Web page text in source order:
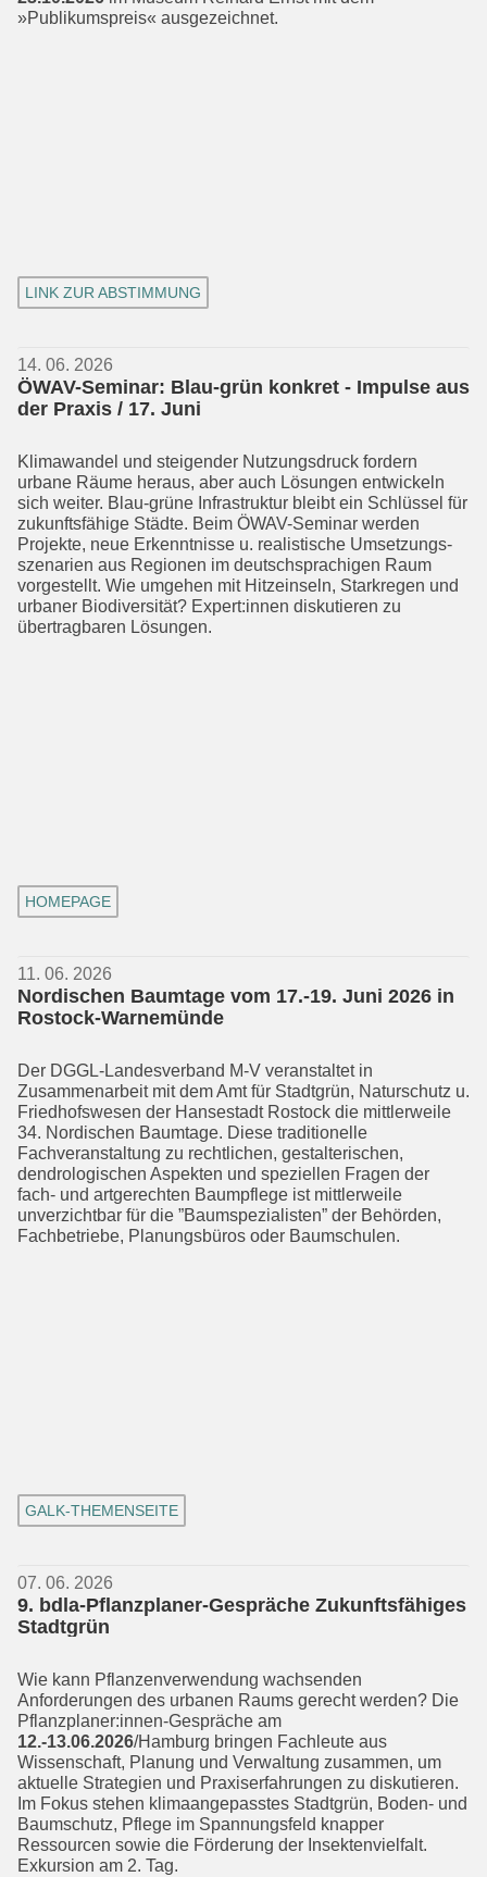
»Publikumspreis« ausgezeichnet.
LINK ZUR ABSTIMMUNG
14. 06. 2026
ÖWAV-Seminar: Blau-grün konkret - Impulse aus
der Praxis / 17. Juni
Klimawandel und steigender Nutzungs­druck fordern
urbane Räume heraus, aber auch Lösungen entwickeln
sich weiter. Blau-grüne Infrastruktur bleibt ein Schlüssel für
zukunftsfähige Städte. Beim ÖWAV-Seminar werden
Projekte, neue Erkenntnisse u. realistische Umsetzungs­
szenarien aus Regionen im deutschspra­chigen Raum
vorgestellt. Wie umgehen mit Hitzeinseln, Starkregen und
urbaner Biodiversität? Expert:innen diskutieren zu
übertragbaren Lösungen.
HOMEPAGE
11. 06. 2026
Nordischen Baumtage vom 17.-19. Juni 2026 in
Rostock-Warnemünde
Der DGGL-Landesverband M-V veranstal­tet in
Zusammenarbeit mit dem Amt für Stadtgrün, Naturschutz u.
Friedhofswe­sen der Hansestadt Rostock die mittler­weile
34. Nordischen Baumtage. Diese traditionelle
Fachveranstaltung zu recht­lichen, gestalterischen,
dendrologischen Aspekten und speziellen Fragen der
fach- und artgerechten Baumpflege ist mittler­weile
unverzichtbar für die ”Baumspe­zialisten” der Behörden,
Fachbetriebe, Planungsbüros oder Baumschulen.
GALK-THEMENSEITE
07. 06. 2026
9. bdla-Pflanzplaner-Gespräche Zukunftsfähiges
Stadtgrün
Wie kann Pflanzenverwendung wachsen­den
Anforderungen des urbanen Raums gerecht werden? Die
Pflanzplaner:innen-Gespräche am
12.-13.06.2026/Hamburg bringen Fachleute aus
Wissenschaft, Pla­nung und Verwaltung zusammen, um
aktuelle Strategien und Praxiserfahrun­gen zu diskutieren.
Im Fokus stehen klimaangepasstes Stadtgrün, Boden- und
Baumschutz, Pflege im Spannungsfeld knapper
Ressourcen sowie die Förderung der Insektenvielfalt.
Exkursion am 2. Tag.